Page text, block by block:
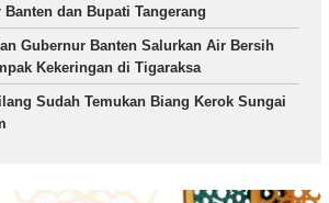
dan Bupati Tangerang
Gubernur Banten Salurkan Air Bersih
Kekeringan di Tigaraksa
Sudah Temukan Biang Kerok Sungai